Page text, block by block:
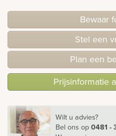
Bewaar
Stel een
Plan een
Prijsinformatie
Wilt u advies?
Bel ons op0481 -